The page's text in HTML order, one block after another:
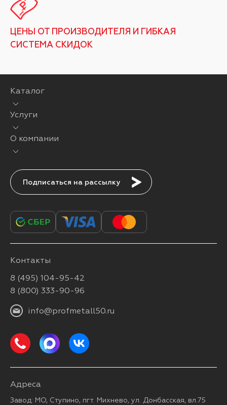
ЦЕНЫ ОТ ПРОИЗВОДИТЕЛЯ И ГИБКАЯ
СИСТЕМА СКИДОК
Каталог
Услуги
О компании
Подписаться
Контакты
8 (495) 104-95-42
8 (800) 333-90-96
info@profmetall50.ru
Адреса
Завод: МО, Ступино, пгт. Михнево, ул. Донбасская, вл.75